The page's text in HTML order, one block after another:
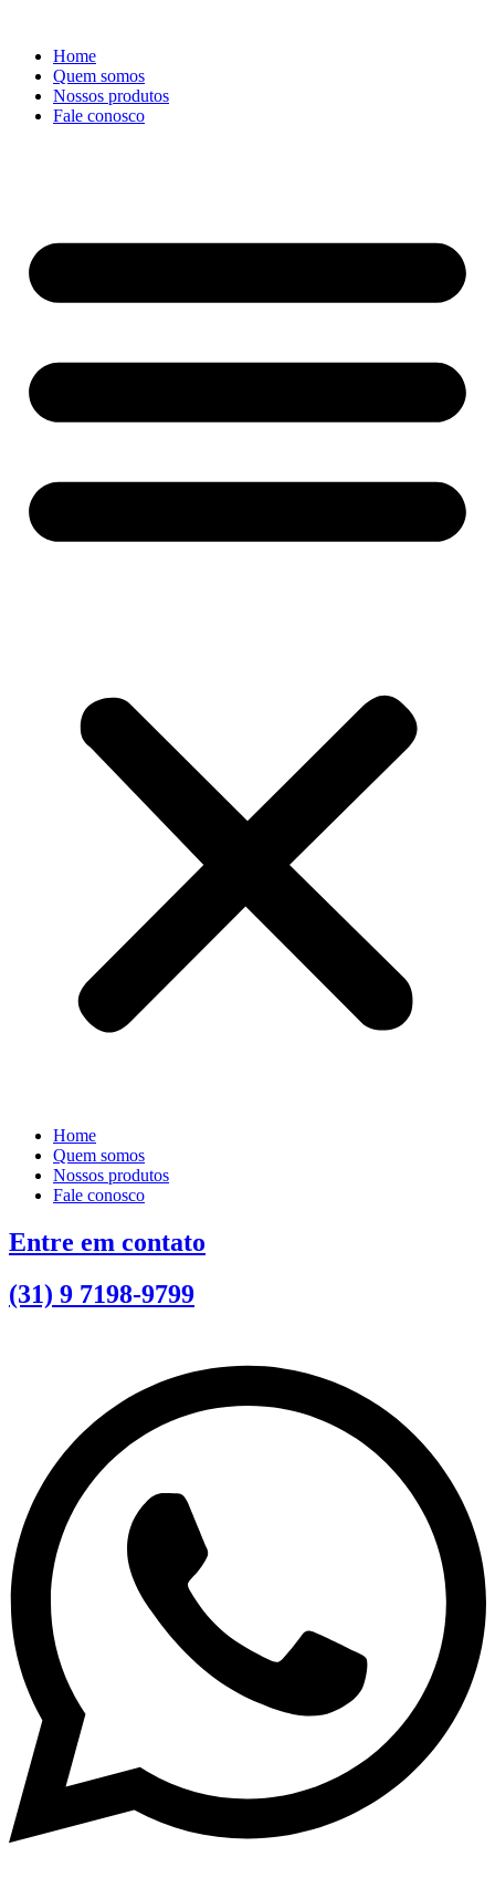
conteúdo
Home
Quem somos
Nossos produtos
Fale conosco
Home
Quem somos
Nossos produtos
Fale conosco
Entre em contato
(31) 9 7198-9799